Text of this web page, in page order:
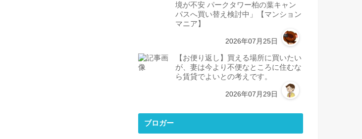
境が不安 パークタワー柏の葉キャン
パスへ買い替え検討中」【マンション
マニア】
2026年07月25日
【お便り返し】買える場所に買いたい
が、妻は今より不便なところに住むな
ら賃貸でよいとの考えです。
2026年07月29日
ブロガー